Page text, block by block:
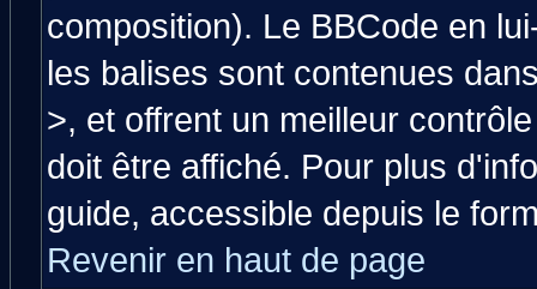
composition). Le BBCode en
les balises sont contenues
>, et offrent un meilleur
doit être affiché. Pour plus
guide, accessible depuis le
Revenir en haut de page